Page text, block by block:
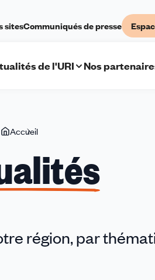
sitesCommuniqués de presse
de l'URI Nos
VousAccueil
région, par